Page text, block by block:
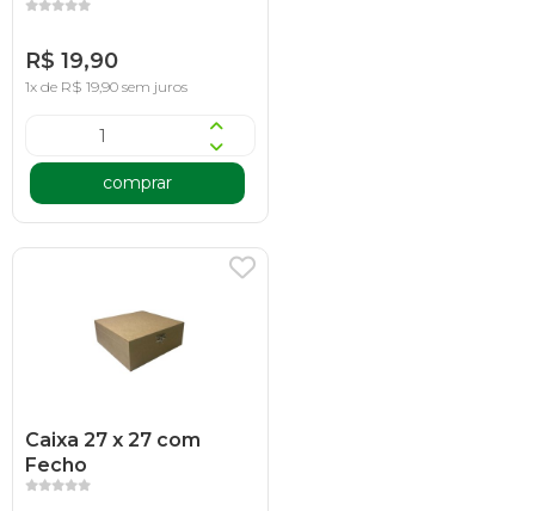
R$ 19,90
1x de R$ 19,90 sem juros
comprar
Caixa 27 x 27 com
Fecho